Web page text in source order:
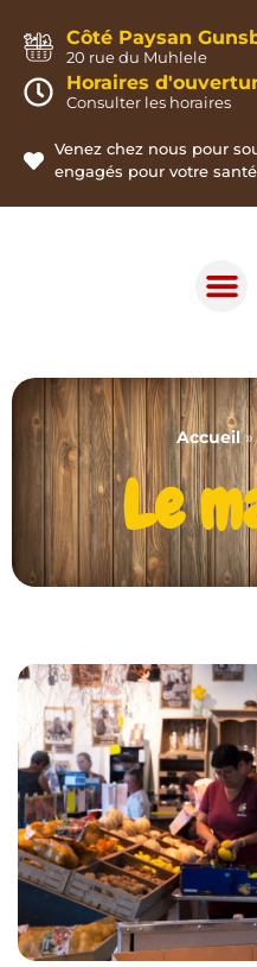
Côté Paysan
20 rue du Muhlele
Horaires
Consulter les horaires
Venez chez nous pour
engagés pour votre
Accueil»
Le